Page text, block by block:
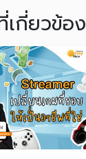
กี่ยวข้อง